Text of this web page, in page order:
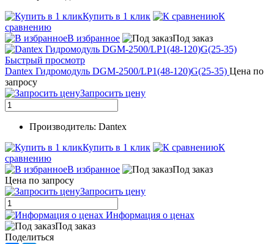
Купить в 1 клик
К
сравнению
В избранное
Под заказ
Быстрый просмотр
Dantex Гидромодуль DGM-2500/LP1(48-120)G(25-35) Цена по
запросу
Запросить цену
Производитель: Dantex
Купить в 1 клик
К
сравнению
В избранное
Под заказ
Цена по запросу
Запросить цену
Информация о ценах
Под заказ
Поделиться